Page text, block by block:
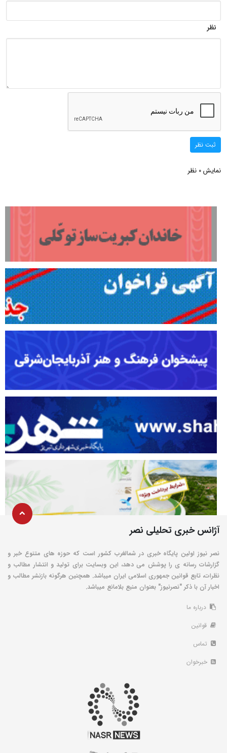
نظر
ثبت نظر
نمایش 0 نظر
آژانس خبری تحلیلی نصر
نصر نیوز اولین پایگاه خبری در شمالغرب کشور است که حوزه های متنوع خبر و
گزارشات رسانه ی را پوشش می دهد، این وبسایت برای تولید و انتشار مطالب و
نظرات، تابع قوانین جمهوری اسلامی ایران میباشد. همچنین هرگونه بازنشر مطالب و
اخبار آن با ذکر "نصرنیوز" بعنوان منبع بلامانع میباشد.
درباره ما
قوانین
تماس
خبرخوان